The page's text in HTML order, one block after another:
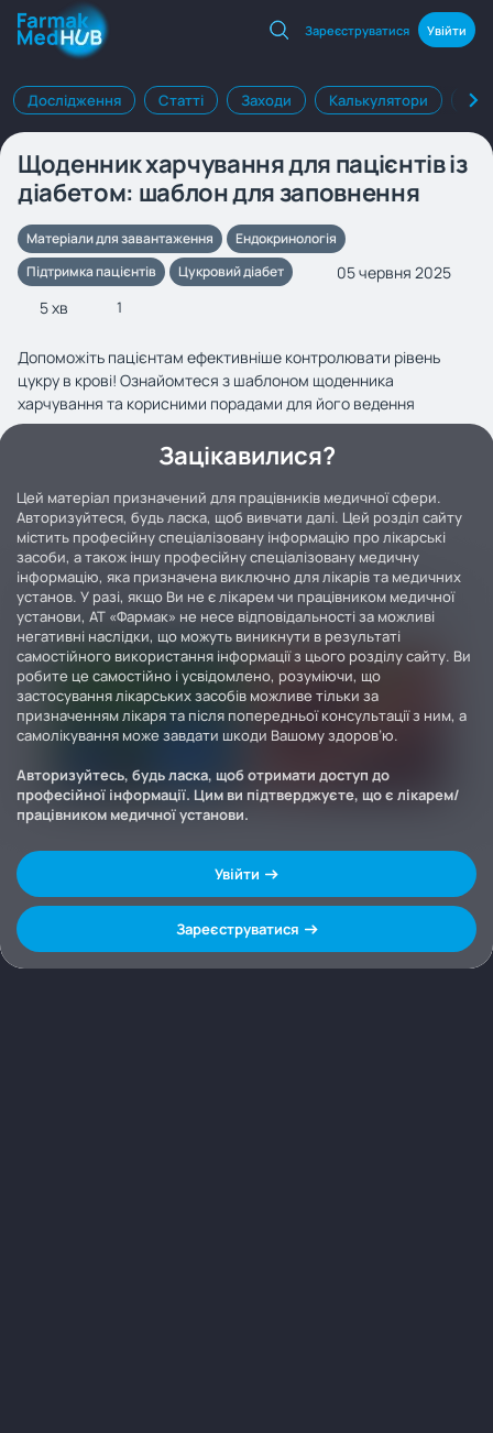
Зареєструватися Увійти
Дослідження Статті Заходи Калькулятори
Щоденник харчування для пацієнтів із
діабетом: шаблон для заповнення
Матеріали для завантаження
Ендокринологія
Підтримка пацієнтів
Цукровий діабет
05 червня 2025
5 хв
1
Допоможіть пацієнтам ефективніше контролювати рівень
цукру в крові! Ознайомтеся з шаблоном щоденника
харчування та корисними порадами для його ведення
Зацікавилися?
Цей матеріал призначений для працівників медичної сфери.
Авторизуйтеся, будь ласка, щоб вивчати далі. Цей розділ сайту
містить професійну спеціалізовану інформацію про лікарські
засоби, а також іншу професійну спеціалізовану медичну
інформацію, яка призначена виключно для лікарів та медичних
установ. У разі, якщо Ви не є лікарем чи працівником медичної
установи, АТ «Фармак» не несе відповідальності за можливі
негативні наслідки, що можуть виникнути в результаті
самостійного використання інформації з цього розділу сайту. Ви
робите це самостійно і усвідомлено, розуміючи, що
застосування лікарських засобів можливе тільки за
призначенням лікаря та після попередньої консультації з ним, а
самолікування може завдати шкоди Вашому здоров’ю.
Авторизуйтесь, будь ласка, щоб отримати доступ до
професійної інформації. Цим ви підтверджуєте, що є лікарем/
працівником медичної установи.
Увійти
Зареєструватися